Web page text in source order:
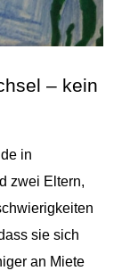
– kein
in
zwei Eltern,
sie sich
an Miete